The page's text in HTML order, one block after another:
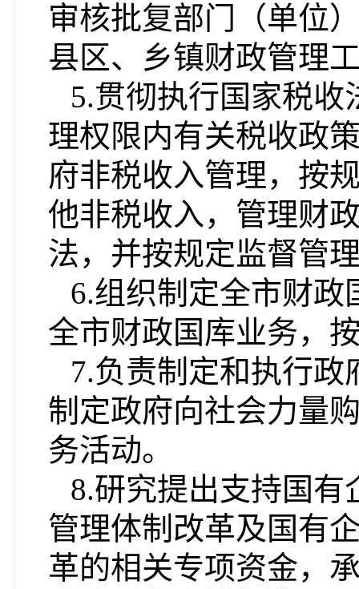
审核批复部门（单位
县区、乡镇财政管理
5.贯彻执行国家税
理权限内有关税收政
府非税收入管理，按
他非税收入，管理财
法，并按规定监督管
6.组织制定全市财
全市财政国库业务，
7.负责制定和执行
制定政府向社会力量
务活动。
8.研究提出支持国
管理体制改革及国有
革的相关专项资金，